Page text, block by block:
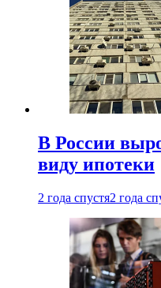
В России
виду ипотеки
2 года спустя2 года